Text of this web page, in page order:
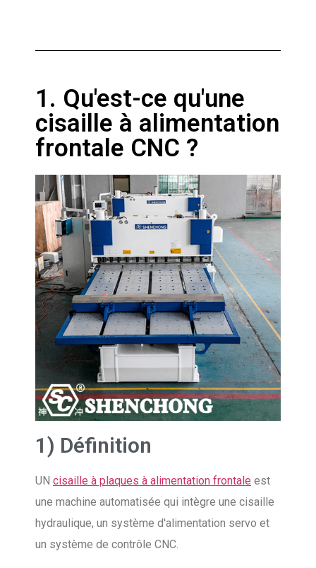
1. Qu'est-ce qu'une
cisaille à alimentation
frontale CNC ?
1) Définition
UN cisaille à plaques à alimentation frontale est
une machine automatisée qui intègre une cisaille
hydraulique, un système d'alimentation servo et
un système de contrôle CNC.